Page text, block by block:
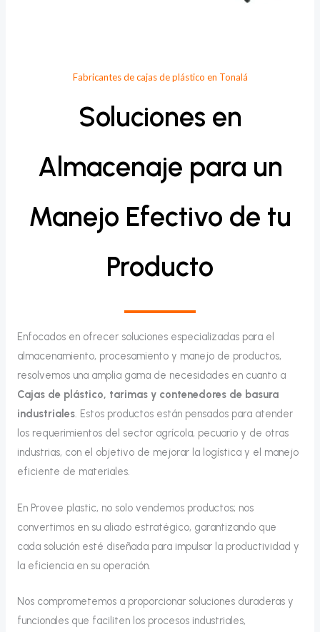
Fabricantes de cajas de plástico en Tonalá
Soluciones en
Almacenaje para un
Manejo Efectivo de tu
Producto
Enfocados en ofrecer soluciones especializadas para el
almacenamiento, procesamiento y manejo de productos,
resolvemos una amplia gama de necesidades en cuanto a
Cajas de plástico, tarimas y contenedores de basura
industriales. Estos productos están pensados para atender
los requerimientos del sector agrícola, pecuario y de otras
industrias, con el objetivo de mejorar la logística y el manejo
eficiente de materiales.
En Provee plastic, no solo vendemos productos; nos
convertimos en su aliado estratégico, garantizando que
cada solución esté diseñada para impulsar la productividad y
la eficiencia en su operación.
Nos comprometemos a proporcionar soluciones duraderas y
funcionales que faciliten los procesos industriales,